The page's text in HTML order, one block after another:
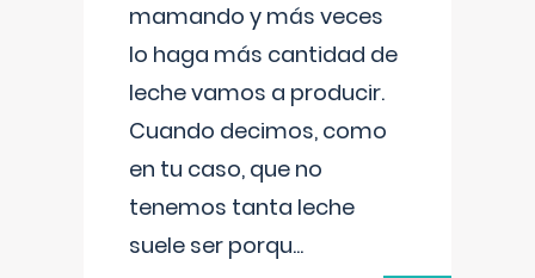
mamando y más veces
lo haga más cantidad de
leche vamos a producir.
Cuando decimos, como
en tu caso, que no
tenemos tanta leche
suele ser porqu...